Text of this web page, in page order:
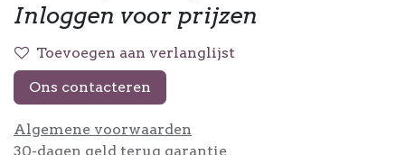
Inloggen voor prijzen
Toevoegen aan verlanglijst
Ons contacteren
Algemene voorwaarden
30-dagen geld terug garantie